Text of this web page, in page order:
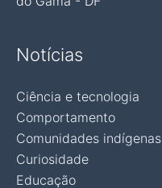
Notícias
Ciência e tecnologia
Comportamento
Comunidades indígenas
Curiosidade
Educação